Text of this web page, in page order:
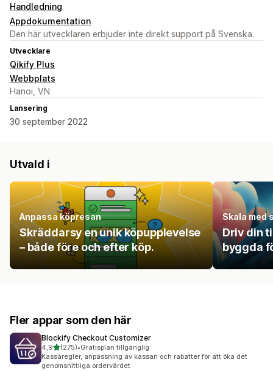
Handledning
Appdokumentation
Den här utvecklaren erbjuder inte direkt support på Svenska.
Utvecklare
Qikify Plus
Webbplats
Hanoi, VN
Lansering
30 september 2022
Utvald i
Anpassa köpresan
Skräddarsy en unik köpupplevelse
– både före och efter köp.
Skala med
Driv din
byggda
Fler appar som den här
Blockify Checkout Customizer
4,9av 5 stjärnor
(275)
275 recensioner totalt
•Gratisplan tillgänglig
Kassaregler, anpassning av kassan och rabatter för att öka det
genomsnittliga ordervärdet